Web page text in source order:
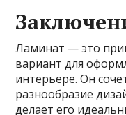
Ламинат — это
вариант для
интерьере. Он
разнообразие
делает его